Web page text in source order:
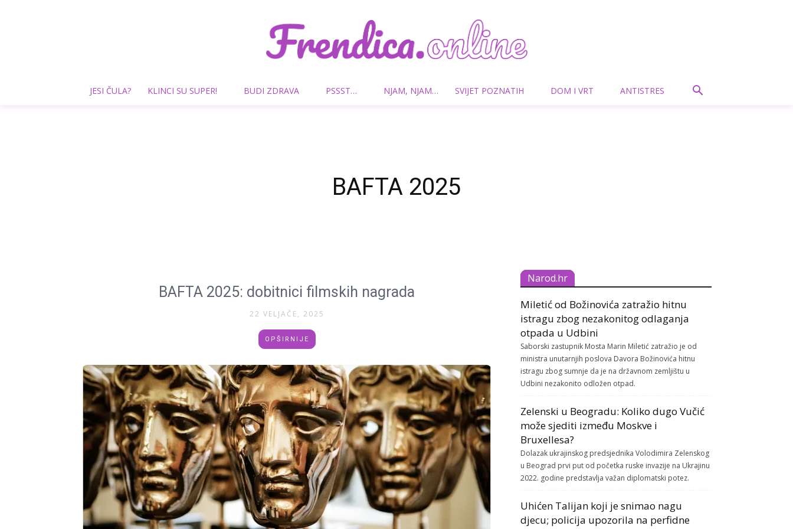
Frendica.online
JESI ČULA? KLINCI SU SUPER! BUDI ZDRAVA PSSST… NJAM, NJAM… SVIJET POZNATIH DOM I VRT ANTISTRES
BAFTA 2025
BAFTA 2025: dobitnici filmskih nagrada
22 VELJAČE, 2025
OPŠIRNIJE
Narod.hr
Miletić od Božinovića zatražio hitnu
istragu zbog nezakonitog odlaganja
otpada u Udbini
Saborski zastupnik Mosta Marin Miletić zatražio je od
ministra unutarnjih poslova Davora Božinovića hitnu
istragu zbog sumnje da je na državnom zemljištu u
Udbini nezakonito odložen otpad.
Zelenski u Beogradu: Koliko dugo Vučić
može sjediti između Moskve i
Bruxellesa?
Dolazak ukrajinskog predsjednika Volodimira Zelenskog
u Beograd prvi put od početka ruske invazije na Ukrajinu
2022. godine predstavlja važan diplomatski potez.
Uhićen Talijan koji je snimao nagu
djecu; policija upozorila na perfidne